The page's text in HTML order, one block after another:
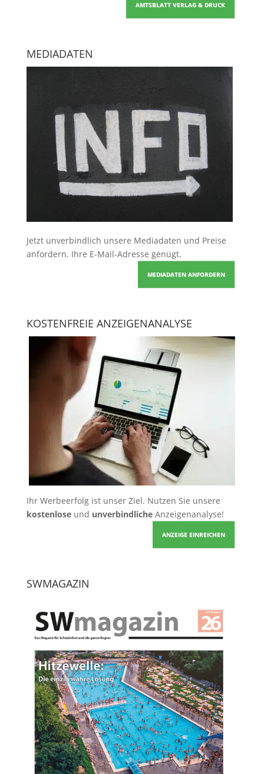
AMTSBLATT VERLAG & DRUCK
MEDIADATEN
Jetzt unverbindlich unsere Mediadaten und Preise
anfordern. Ihre E-Mail-Adresse genügt.
MEDIADATEN ANFORDERN
KOSTENFREIE ANZEIGENANALYSE
Ihr Werbeerfolg ist unser Ziel. Nutzen Sie unsere
kostenloseund unverbindlicheAnzeigenanalyse!
ANZEIGE EINREICHEN
SWMAGAZIN